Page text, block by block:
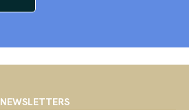
NEWSLETTERS